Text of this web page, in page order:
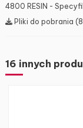
4800 RESIN -
Pliki do pobrania
16 innych